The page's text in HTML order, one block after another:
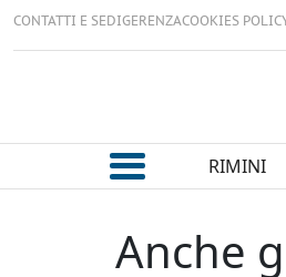
CONTATTI E SEDIGERENZACOOKIES
RIMINI
Anche